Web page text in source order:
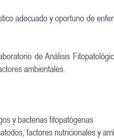
adecuado y oportuno de
de Análisis
ambientales.
y bacterias fitopatógenas
factores nutricionales y